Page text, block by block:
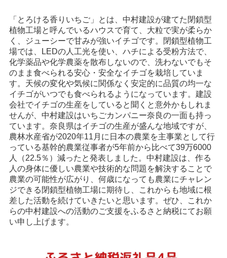
「とろける香りいちご」とは、中村建設が建てた閉鎖型
植物工場と呼んでいるハウスで育て、大粒で実が柔らか
く、ジューシーで甘みが強いイチゴです。閉鎖型植物工
場では、LEDの人工光を使い、ハチによる受粉方法で、
化学薬品や化学農薬を散布しないので、洗わないでもそ
のまま食べられる安心・安全なイチゴを栽培していま
す。天候の変化や気候に関係なく安定的に品質の均一な
イチゴがいつでも食べられるようになっています。建設
会社でイチゴの生産をしていると聞くと意外かもしれま
せんが、中村建設はいちごカンパニー奈良の一面も持っ
ています。奈良県はイチゴの生産が盛んな地域ですが、
農林水産省が2020年11月に日本の農業を主事業として行
っている基幹的農業従事者が5年前から比べて39万6000
人（22.5％）減ったと発表しました。中村建設は、作る
人の身体に優しい農業や技術的な問題を解決することで
農業の可能性が広がり、何歳になっても農業にチャレン
ジできる閉鎖型植物工場に期待し、これからも地域に根
差した活動を続けていきたいと思います。ぜひ、これか
らの中村建設への活動のご支援をふるさと納税にてお願
い申し上げます。